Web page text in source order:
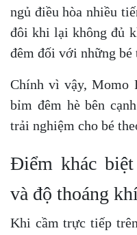
ngủ điều hòa nhiều
đôi khi lại không đủ
đêm đối với những bé
Chính vì vậy, Momo
bỉm đêm hè bên
trải nghiệm cho bé
Điểm khác
và độ thoáng
Khi cầm trực tiếp